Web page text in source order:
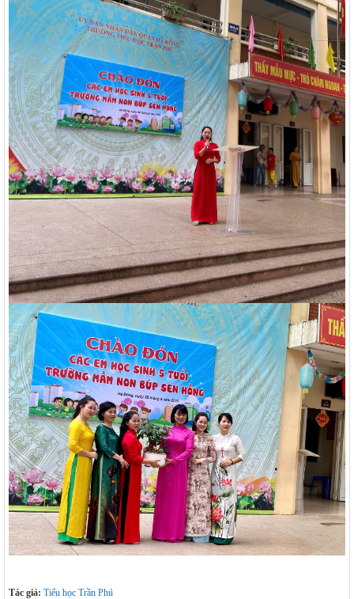
Tác giả: Tiểu học Trần Phú